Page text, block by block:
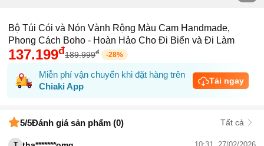
Bộ Túi Cói và Nón Vành Rộng Màu Cam Handmade,
Phong Cách Boho - Hoàn Hảo Cho Đi Biển và Đi Làm
137.199đ189.999đ -28%
Miễn phí vận chuyển khi đặt hàng trên
Chiaki App
Tải ngay
5/5Đánh giá sản phẩm (0) Tất cả